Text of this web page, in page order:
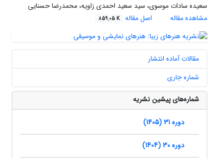
سعیده سادات موسوی، سید سعید احمدی زاویه، محمدرضا حسنایی
مشاهده مقاله
اصل مقاله 859.05 K
مقالات آماده انتشار
شماره جاری
شماره‌های پیشین نشریه
دوره 31 (1405)
دوره 30 (1404)